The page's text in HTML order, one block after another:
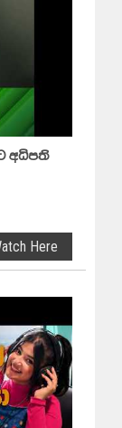
අධිපති
Here